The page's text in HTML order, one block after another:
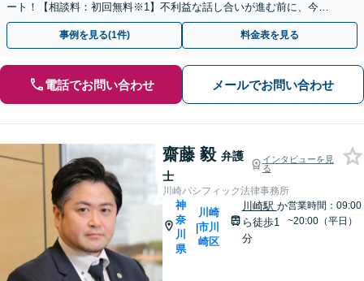
ート！【相談料：初回無料※1】不利益な話し合いが進む前に、今す
ぐ相談！
事例を見る(1件) 料金表を見る
電話でお問い合わせ メールでお問い合わせ
齋藤 毅 弁護
士
インタビューを見
る
川崎パシフィック法律事務所
神
奈
川
県
|
川崎
市川
崎区
川崎駅 か
ら徒歩1
分
営業時間：09:00
~20:00（平日）